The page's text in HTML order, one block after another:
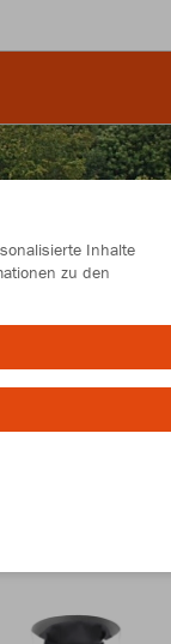
Inhalte
zu den